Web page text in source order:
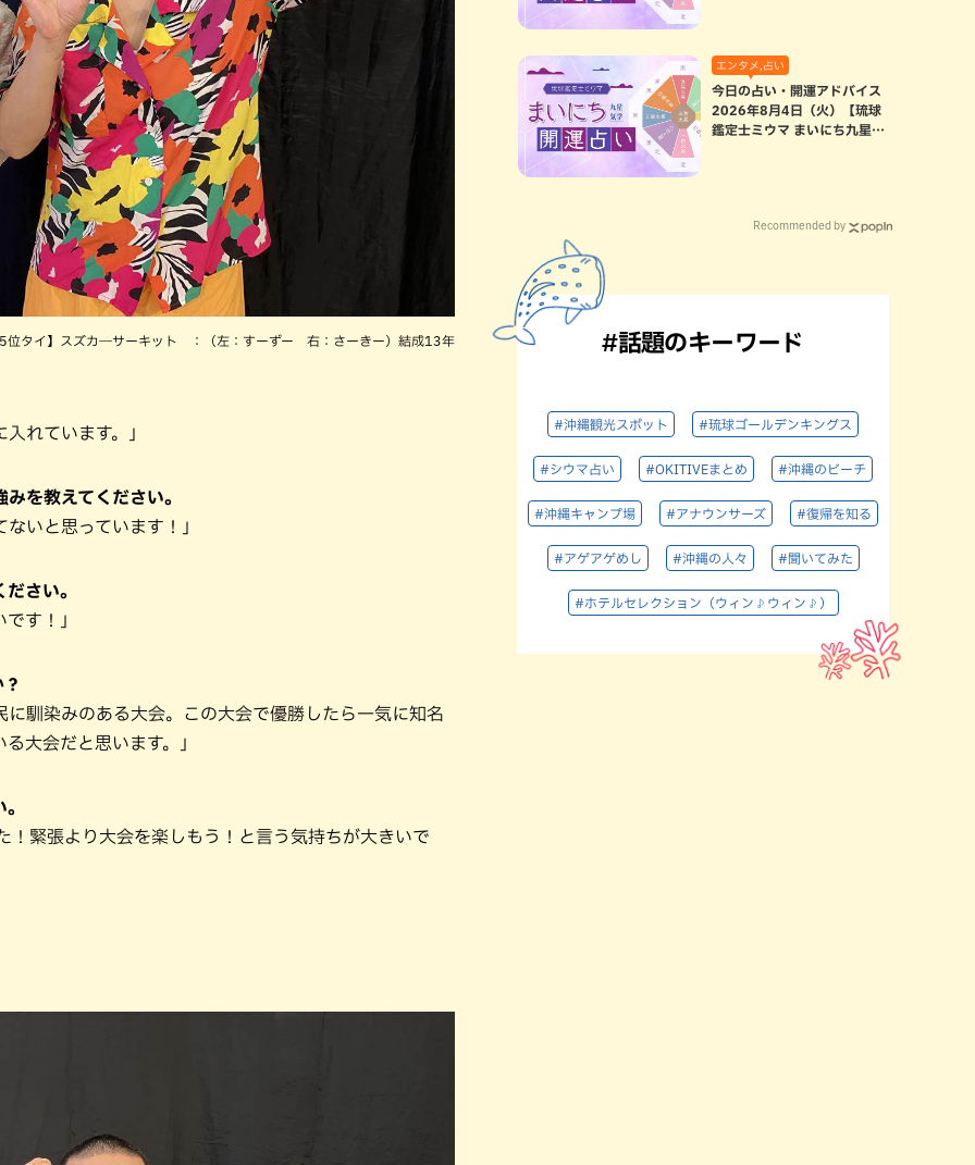
位タイ】スズカ―サーキット ：（左：すーずー 右：さーきー）結成13年
れています。」
を教えてください。
いと思っています！」
さい。
す！」
馴染みのある大会。この大会で優勝したら一気に知名
大会だと思います。」
緊張より大会を楽しもう！と言う気持ちが大きいで
エンタメ,占い
今日の占い・開運アドバイス
2026年8月4日（火）【琉球
鑑定士ミウマ まいにち九星気
Recommended by
#話題のキーワード
#沖縄観光スポット #琉球ゴールデンキングス
#シウマ占い #OKITIVEまとめ #沖縄のビーチ
#沖縄キャンプ場 #アナウンサーズ #復帰を知る
#アゲアゲめし #沖縄の人々 #聞いてみた
#ホテルセレクション（ウィン♪ウィン♪）